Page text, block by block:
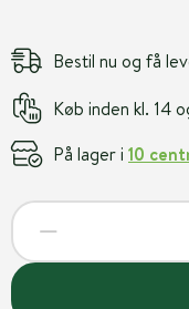
Bestil nu og få
Køb inden kl. 14
På lager i 10